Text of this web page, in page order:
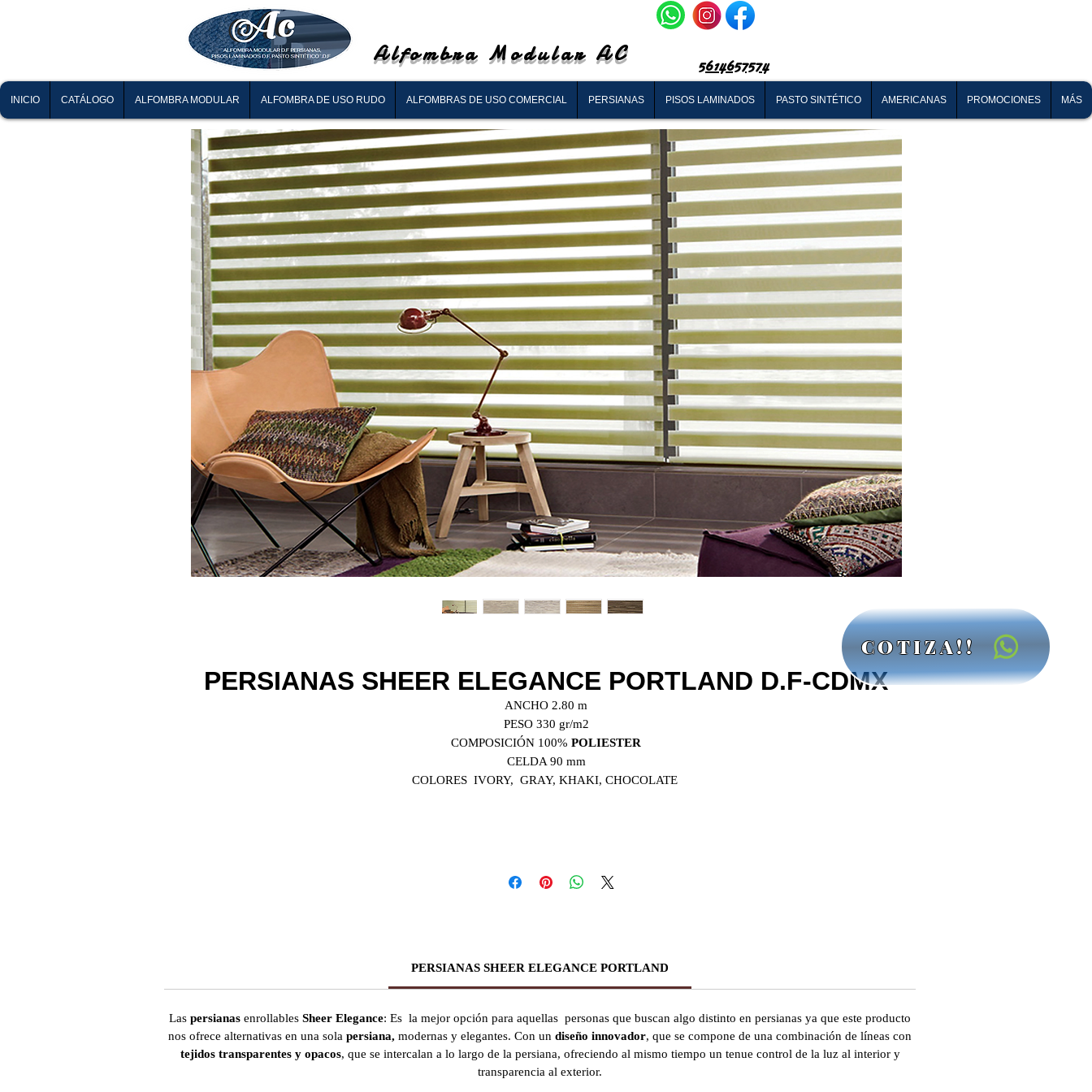
Alfombra Modular AC 5614657574
INICIO CATÁLOGO ALFOMBRA MODULAR ALFOMBRA DE USO RUDO ALFOMBRAS DE USO COMERCIAL PERSIANAS PISOS LAMINADOS PASTO SINTÉTICO AMERICANAS PROMOCIONES MÁS
COTIZA!!
PERSIANAS SHEER ELEGANCE PORTLAND D.F-CDMX
ANCHO 2.80 m
PESO 330 gr/m2
COMPOSICIÓN 100% POLIESTER
CELDA 90 mm
COLORES IVORY, GRAY, KHAKI, CHOCOLATE
PERSIANAS SHEER ELEGANCE PORTLAND
Las persianas enrollables Sheer Elegance: Es la mejor opción para aquellas personas que buscan algo distinto en persianas ya que este producto
nos ofrece alternativas en una sola persiana, modernas y elegantes. Con un diseño innovador, que se compone de una combinación de líneas con
tejidos transparentes y opacos, que se intercalan a lo largo de la persiana, ofreciendo al mismo tiempo un tenue control de la luz al interior y
transparencia al exterior.